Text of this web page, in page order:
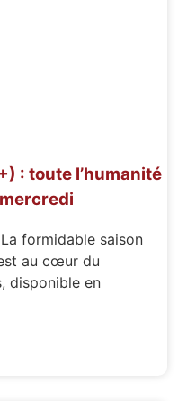
: toute l’humanité
formidable saison
au cœur du
disponible en